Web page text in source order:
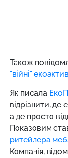
Також
"війні"
Як писала
відрізнити, де
а де просто
Показовим
ритейлера
Компанія,